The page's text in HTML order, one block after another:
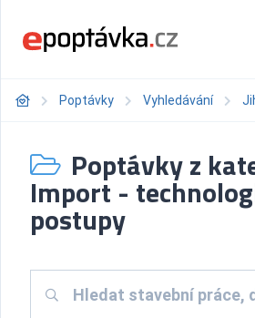
Poptávky Vyhledávání
Poptávky z
Import -
postupy